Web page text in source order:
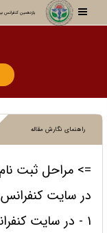
یازدهمین کنفرانس
راهنمای نگارش مقاله
=> مراحل ثبت
در سایت
1 - در سایت